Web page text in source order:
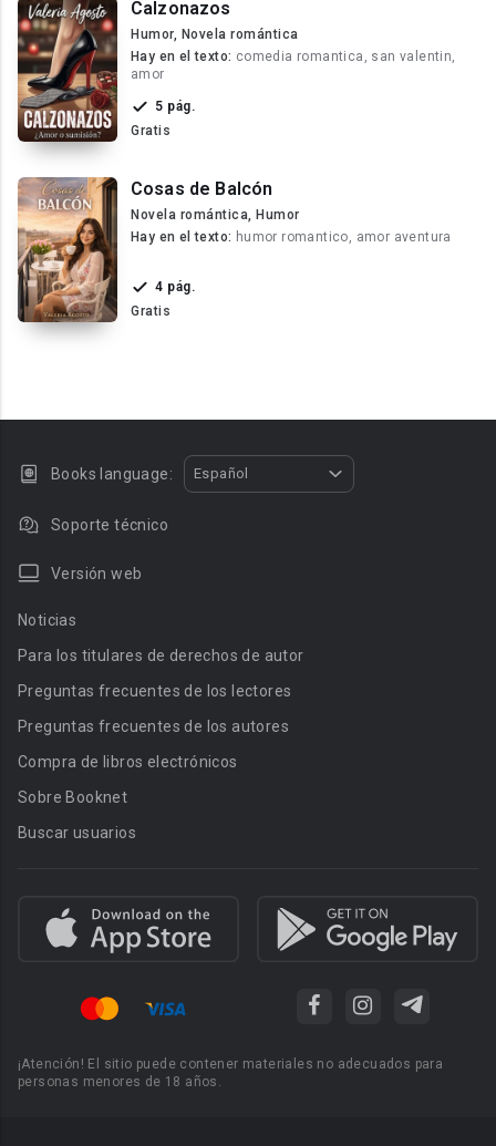
Calzonazos
Humor, Novela romántica
Hay en el texto: comedia romantica, san valentin,
amor
5 pág.
Gratis
Cosas de Balcón
Novela romántica, Humor
Hay en el texto:
humor romantico, amor aventura
4 pág.
Gratis
Books language: Español
Soporte técnico
Versión web
Noticias
Para los titulares de derechos de autor
Preguntas frecuentes de los lectores
Preguntas frecuentes de los autores
Compra de libros electrónicos
Sobre Booknet
Buscar usuarios
¡Atención! El sitio puede contener materiales no adecuados para
personas menores de 18 años.